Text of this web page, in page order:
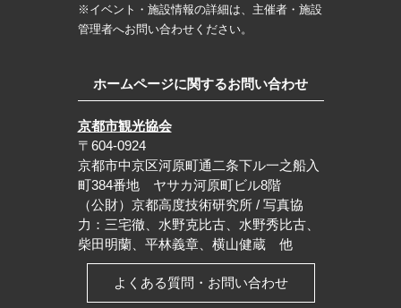
※イベント・施設情報の詳細は、主催者・施設
管理者へお問い合わせください。
ホームページに関するお問い合わせ
京都市観光協会
〒604-0924
京都市中京区河原町通二条下ル一之船入
町384番地 ヤサカ河原町ビル8階
（公財）京都高度技術研究所 / 写真協
力：三宅徹、水野克比古、水野秀比古、
柴田明蘭、平林義章、横山健蔵 他
よくある質問・お問い合わせ